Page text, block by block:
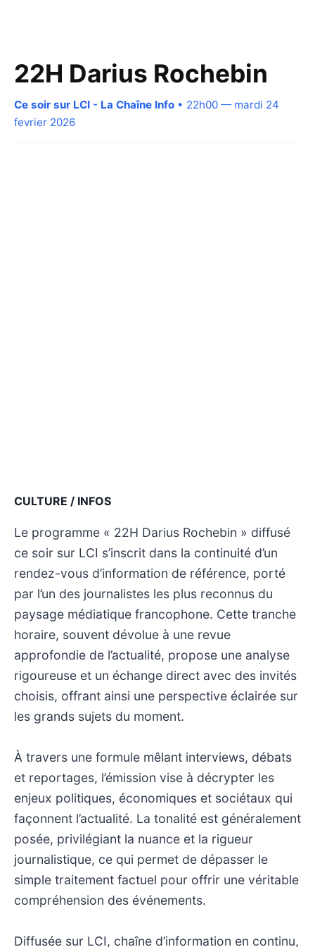
22H Darius Rochebin
Ce soir sur LCI - La Chaîne Info • 22h00 — mardi 24
fevrier 2026
CULTURE / INFOS
Le programme « 22H Darius Rochebin » diffusé
ce soir sur LCI s’inscrit dans la continuité d’un
rendez-vous d’information de référence, porté
par l’un des journalistes les plus reconnus du
paysage médiatique francophone. Cette tranche
horaire, souvent dévolue à une revue
approfondie de l’actualité, propose une analyse
rigoureuse et un échange direct avec des invités
choisis, offrant ainsi une perspective éclairée sur
les grands sujets du moment.
À travers une formule mêlant interviews, débats
et reportages, l’émission vise à décrypter les
enjeux politiques, économiques et sociétaux qui
façonnent l’actualité. La tonalité est généralement
posée, privilégiant la nuance et la rigueur
journalistique, ce qui permet de dépasser le
simple traitement factuel pour offrir une véritable
compréhension des événements.
Diffusée sur LCI, chaîne d’information en continu,